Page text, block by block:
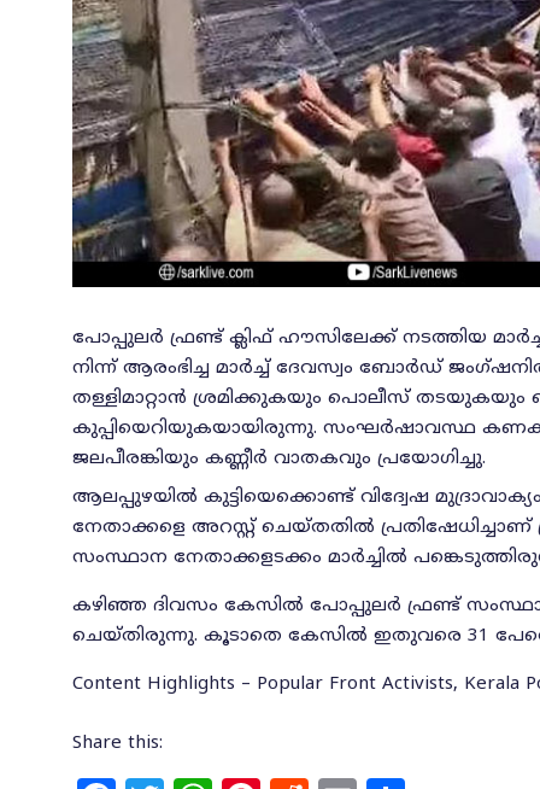
പോപ്പുലര്‍ ഫ്രണ്ട് ക്ലിഫ് ഹൗസിലേക്ക് നടത്തിയ
നിന്ന് ആരംഭിച്ച മാര്‍ച്ച് ദേവസ്വം ബോര്‍ഡ്
തള്ളിമാറ്റാന്‍ ശ്രമിക്കുകയും പൊലീസ്
കുപ്പിയെറിയുകയായിരുന്നു. സംഘര്‍ഷാവസ്ഥ
ജലപീരങ്കിയും കണ്ണീര്‍ വാതകവും പ്രയോഗിച്ചു.
ആലപ്പുഴയില്‍ കുട്ടിയെക്കൊണ്ട് വിദ്വേഷ
നേതാക്കളെ അറസ്റ്റ് ചെയ്തതില്‍
സംസ്ഥാന നേതാക്കളടക്കം മാര്‍ച്ചില്‍
കഴിഞ്ഞ ദിവസം കേസില്‍ പോപ്പുലര്‍ ഫ്രണ്ട്
ചെയ്തിരുന്നു. കൂടാതെ കേസില്‍ ഇതുവരെ 31 പേരെ
Content Highlights – Popular Front Activists, Kerala
Share this: